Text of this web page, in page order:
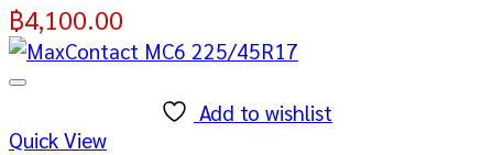
฿4,100.00
Add to wishlist
Quick View